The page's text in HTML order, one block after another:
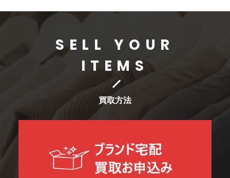
SELL YOUR
ITEMS
買取方法